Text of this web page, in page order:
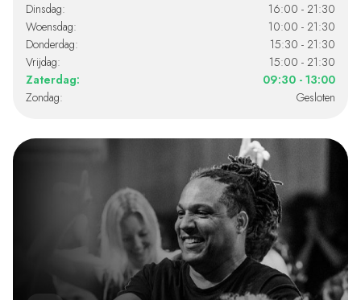
Dinsdag:
16:00 - 21:30
Woensdag:
10:00 - 21:30
Donderdag:
15:30 - 21:30
Vrijdag:
15:00 - 21:30
Zaterdag:
09:30 - 13:00
Zondag:
Gesloten